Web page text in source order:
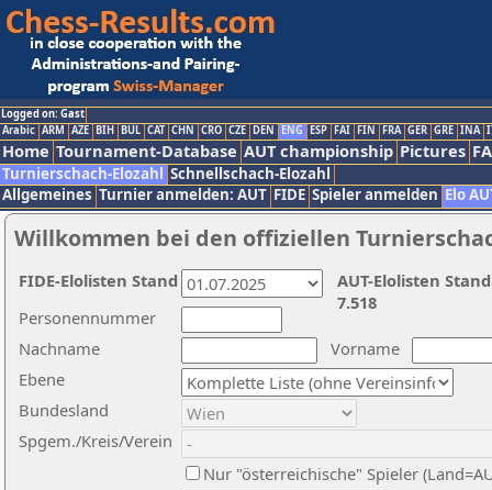
Logged on: Gast
Arabic ARM AZE BIH BUL CAT CHN CRO CZE DEN ENG ESP FAI FIN FRA GER GRE INA
Home Tournament-Database AUT championship Pictures
Turnierschach-Elozahl Schnellschach-Elozahl
Allgemeines Turnier anmelden: AUT FIDE Spieler anmelden Elo
Willkommen bei den offiziellen
Nachname
Vorname
Ebene
Personennummer
Bundesland
Spgem./Kreis/Verein
Nur "österreichische" Spieler
AUT-Elolisten
7.518
FIDE-Elolisten Stand